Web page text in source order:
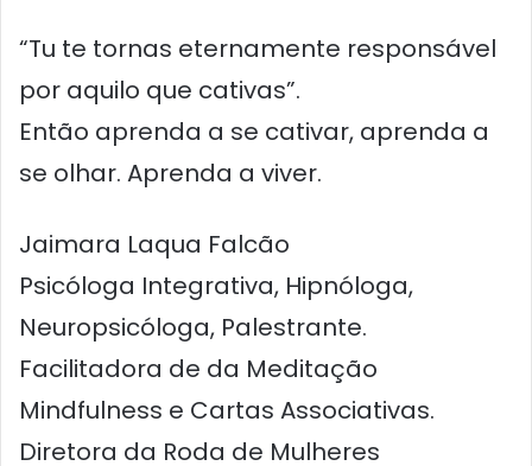
“Tu te tornas eternamente responsável
por aquilo que cativas”.
Então aprenda a se cativar, aprenda a
se olhar. Aprenda a viver.
Jaimara Laqua Falcão
Psicóloga Integrativa, Hipnóloga,
Neuropsicóloga, Palestrante.
Facilitadora de da Meditação
Mindfulness e Cartas Associativas.
Diretora da Roda de Mulheres